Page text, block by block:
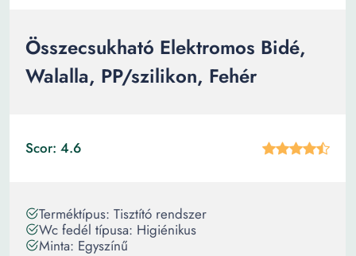
Összecsukható Elektromos Bidé,
Walalla, PP/szilikon, Fehér
Scor: 4.6
Terméktípus: Tisztító rendszer
Wc fedél típusa: Higiénikus
Minta: Egyszínű